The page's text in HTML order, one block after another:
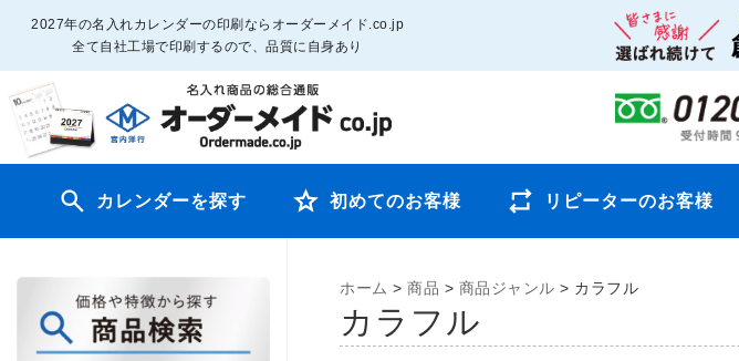
2027年の名入れカレンダーの印刷ならオーダーメイド.co.jp
全て自社工場で印刷するので、品質に自身あり
カレンダーを探す 初めてのお客様 リピーターのお客様
ホーム > 商品 > 商品ジャンル > カラフル
カラフル